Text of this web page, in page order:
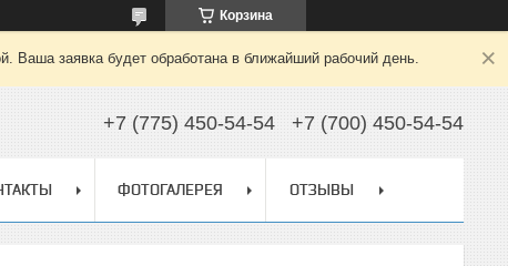
Корзина
Ваша заявка будет обработана в ближайший рабочий день.
+7 (775) 450-54-54 +7 (700) 450-54-54
ФОТОГАЛЕРЕЯ ОТЗЫВЫ